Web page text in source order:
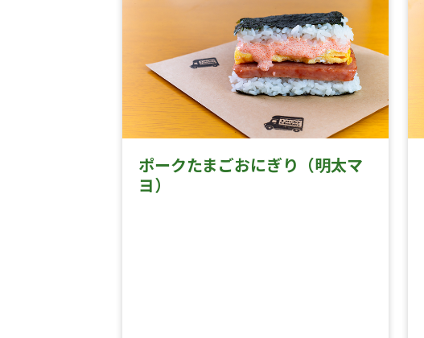
ポークたまごおにぎり（明太マ
ヨ）